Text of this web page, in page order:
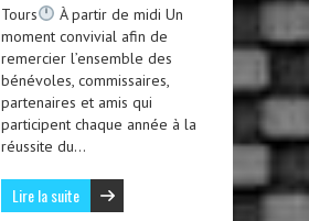
Tours
À partir de midi Un
moment convivial afin de
remercier l’ensemble des
bénévoles, commissaires,
partenaires et amis qui
participent chaque année à la
réussite du…
Lire la suite